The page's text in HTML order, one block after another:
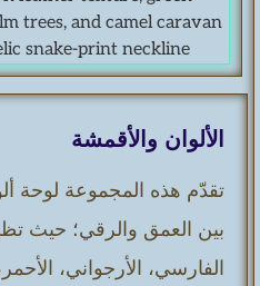
الألوان والأقمشة
تقدّم هذه المجموعة لوحة
بين العمق والرقي؛ حيث
الفارسي، الأرجواني،